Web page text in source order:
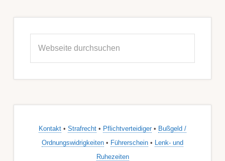
Kontakt • Strafrecht • Pflichtverteidiger • Bußgeld /
Ordnungswidrigkeiten • Führerschein • Lenk- und
Ruhezeiten